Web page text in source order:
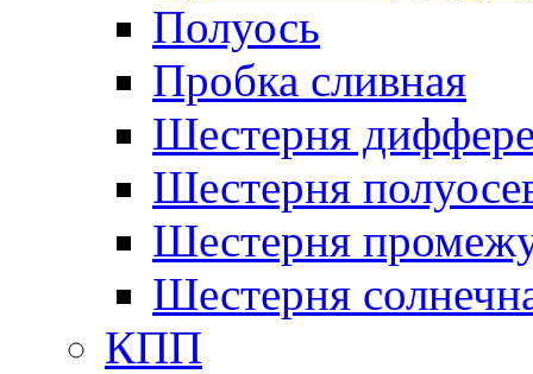
Полуось
Пробка сливная
Шестерня
Шестерня
Шестерня
Шестерня
КПП